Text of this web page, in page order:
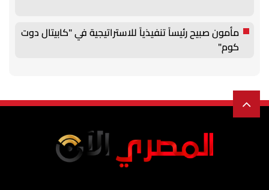
مأمون صبيح رئيساً تنفيذياً للاستراتيجية في "كابيتال دوت
كوم"